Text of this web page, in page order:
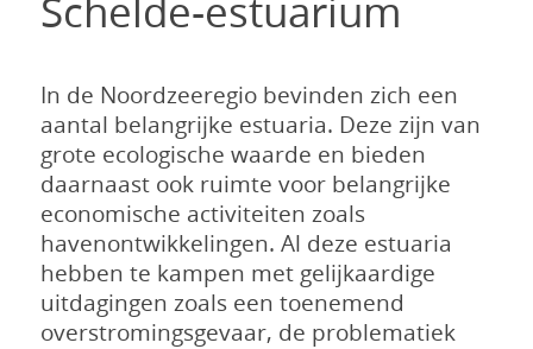
Schelde-estuarium
In de Noordzeeregio bevinden zich een
aantal belangrijke estuaria. Deze zijn van
grote ecologische waarde en bieden
daarnaast ook ruimte voor belangrijke
economische activiteiten zoals
havenontwikkelingen. Al deze estuaria
hebben te kampen met gelijkaardige
uitdagingen zoals een toenemend
overstromingsgevaar, de problematiek